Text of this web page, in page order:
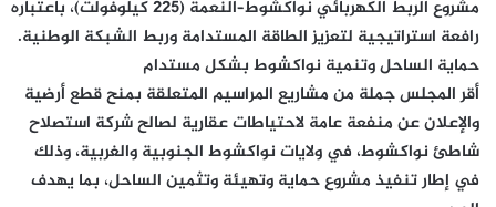
مشروع الربط الكهربائي نواكشوط–النعمة (225 كيلوفولت)، باعتباره
رافعة استراتيجية لتعزيز الطاقة المستدامة وربط الشبكة الوطنية.
حماية الساحل وتنمية نواكشوط بشكل مستدام
أقر المجلس جملة من مشاريع المراسيم المتعلقة بمنح قطع أرضية
والإعلان عن منفعة عامة لاحتياطات عقارية لصالح شركة استصلاح
شاطئ نواكشوط، في ولايات نواكشوط الجنوبية والغربية، وذلك
في إطار تنفيذ مشروع حماية وتهيئة وتثمين الساحل، بما يهدف